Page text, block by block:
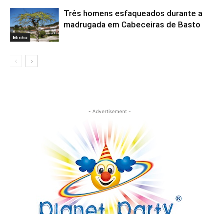
Minho
Três homens esfaqueados durante a
madrugada em Cabeceiras de Basto
- Advertisement -